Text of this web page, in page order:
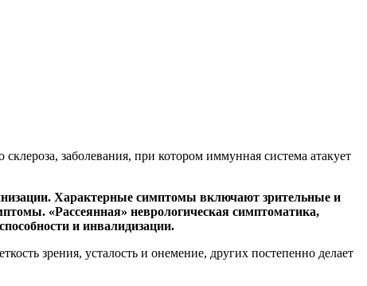
заболевания, при котором иммунная система атакует
Характерные симптомы включают зрительные и
«Рассеянная» неврологическая симптоматика,
и инвалидизации.
зрения, усталость и онемение, других постепенно делает